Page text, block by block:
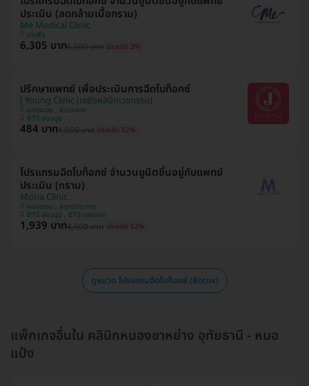
ประเมิน (ลดกล้ามเนื้อกราม)
Me Medical Clinic
บางซื่อ
6,305 บาท6,500 บาท ประหยัด 3%
ปรึกษาแพทย์ เพื่อประเมินการฉีดโบท็อกซ์
J Young Clinic (เจยังคลินิกเวชกรรม)
คลองเตย , สวนหลวง
BTS อ่อนนุช
484 บาท1,000 บาท ประหยัด 52%
โปรแกรมฉีดโบท็อกซ์ จำนวนยูนิตขึ้นอยู่กับแพทย์
ประเมิน (กราม)
Mona Clinic
คลองเตย , สมุทรปราการ
BTS อ่อนนุช , BTS แพรกษา
1,939 บาท4,000 บาท ประหยัด 52%
ดูหมวด โปรแกรมฉีดโบท็อกซ์ (Botox)
แพ็กเกจอื่นใน คลินิกหนองขาหย่าง อุทัยธานี - หมอ
แป้ง